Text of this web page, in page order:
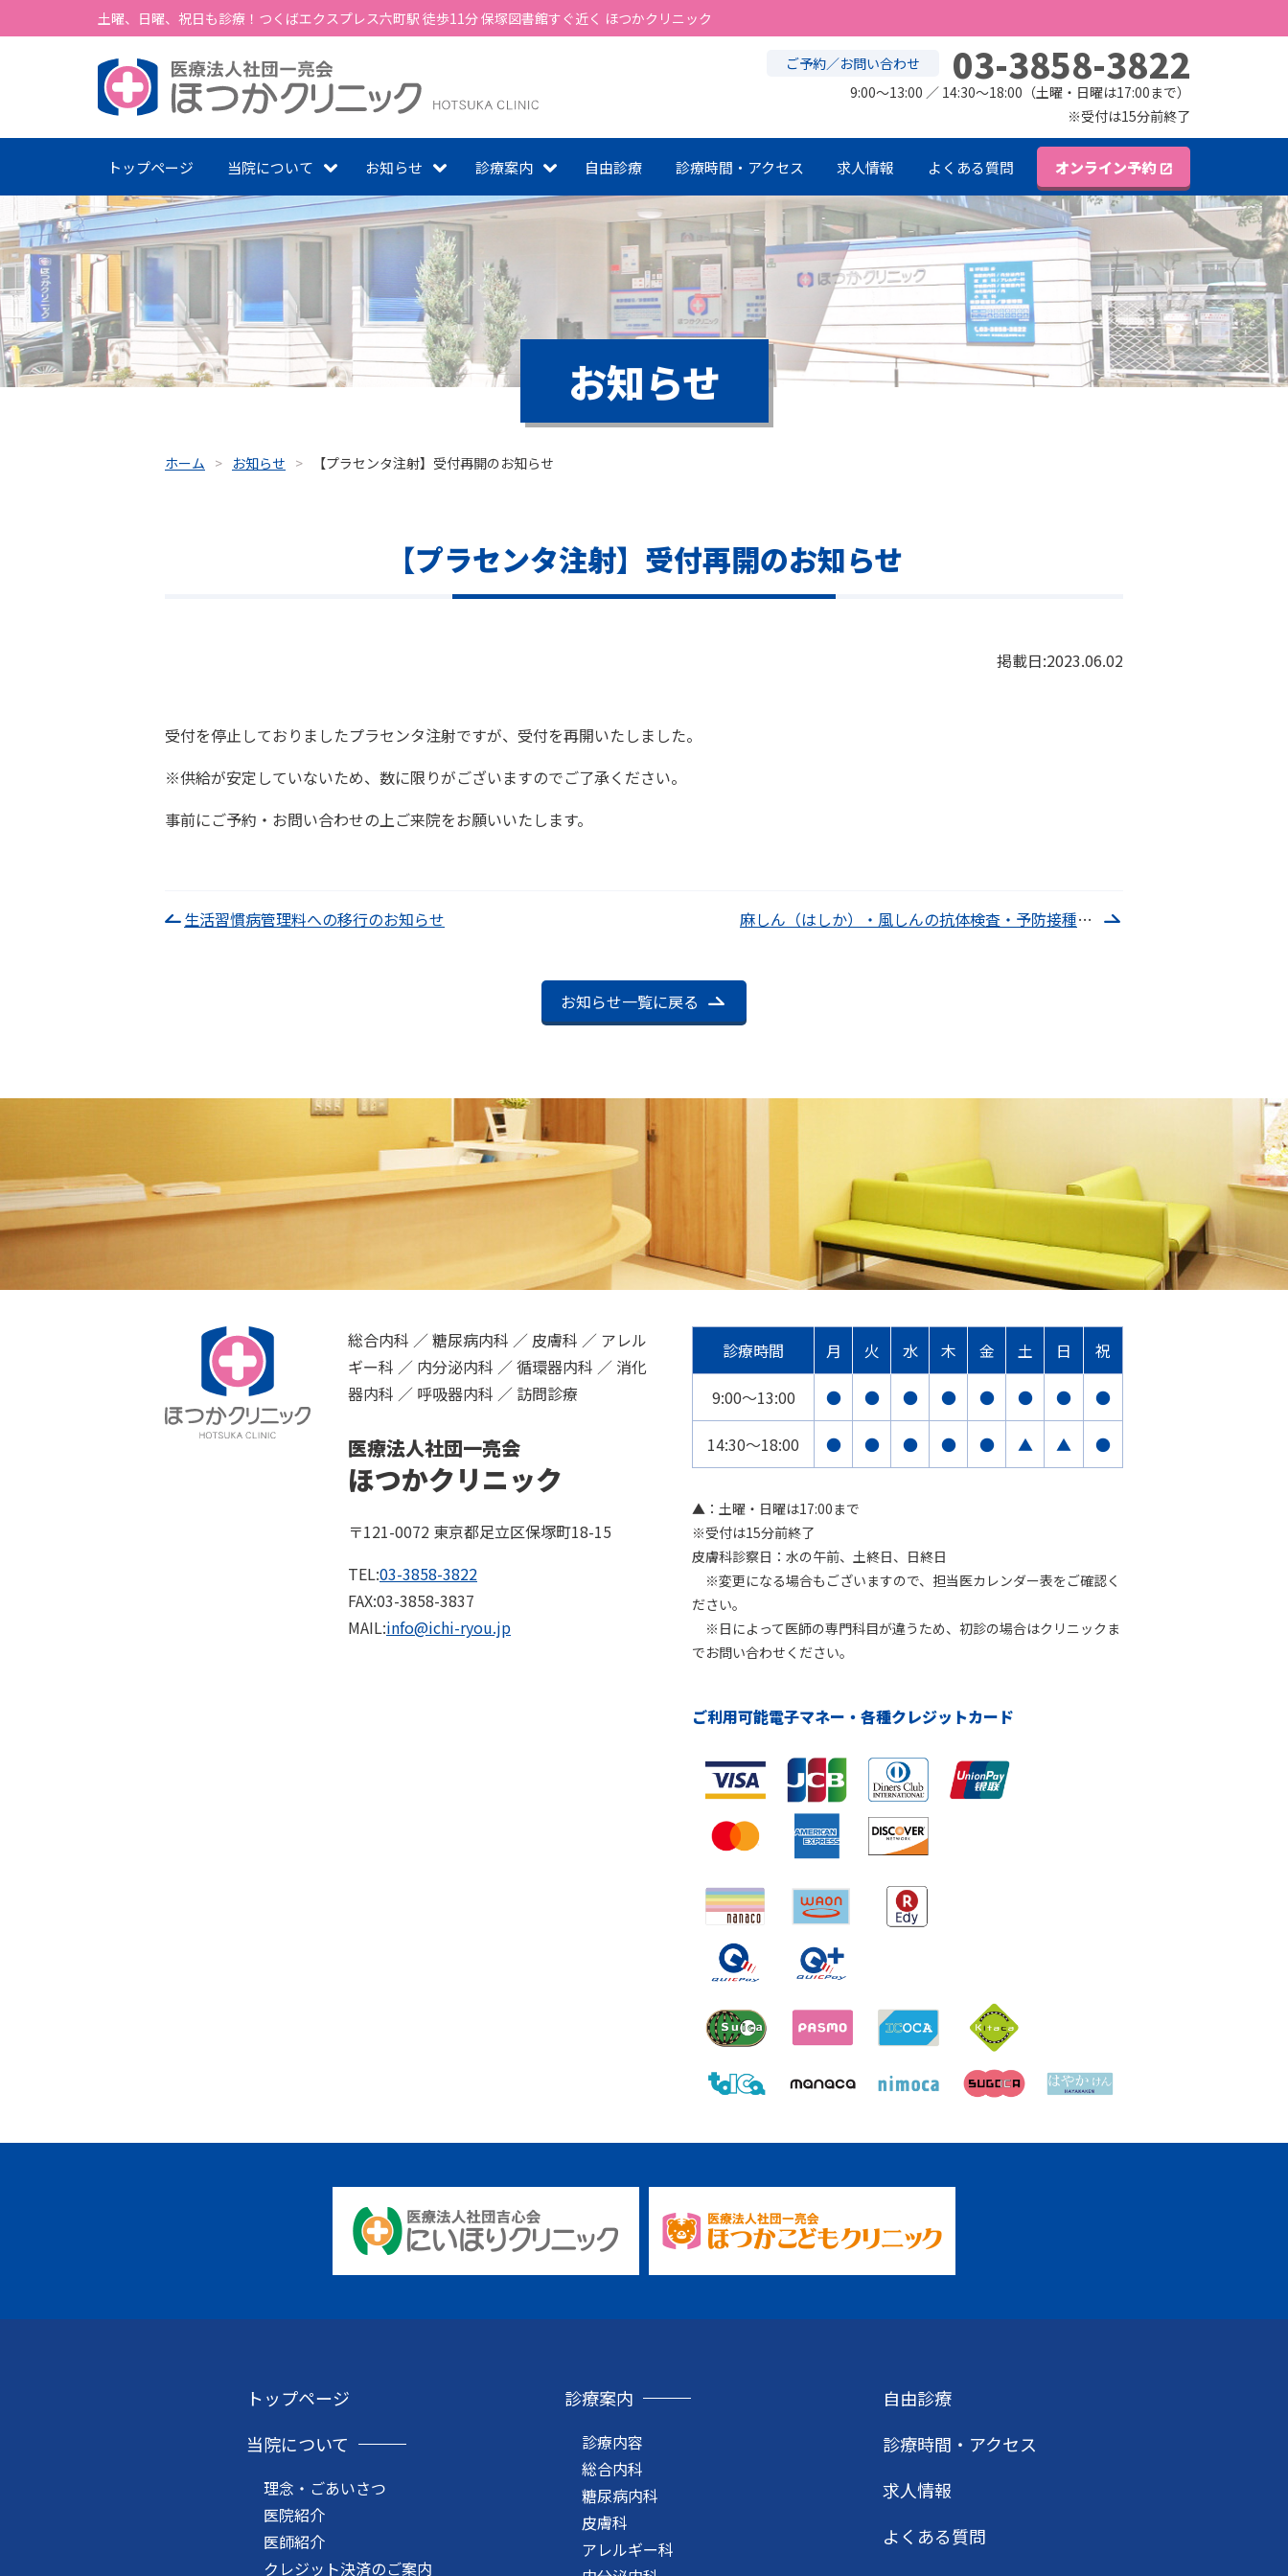
土曜、日曜、祝日も診療！つくばエクスプレス六町駅 徒歩11分 保塚図書館すぐ近く ほつかクリニック
ご予約／お問い合わせ 03-3858-3822
9:00～13:00 ／ 14:30～18:00（土曜・日曜は17:00まで）
※受付は15分前終了
トップページ 当院について お知らせ 診療案内 自由診療 診療時間・アクセス 求人情報 よくある質問 オンライン予約
お知らせ
ホーム お知らせ 【プラセンタ注射】受付再開のお知らせ
【プラセンタ注射】受付再開のお知らせ
掲載日:2023.06.02
受付を停止しておりましたプラセンタ注射ですが、受付を再開いたしました。
※供給が安定していないため、数に限りがございますのでご了承ください。
事前にご予約・お問い合わせの上ご来院をお願いいたします。
投
ョ
麻しん（はしか）・風しんの抗体検査・予防接種について
生活習慣病管理料への移行のお知らせ
お知らせ一覧に戻る
総合内科 ／ 糖尿病内科 ／ 皮膚科 ／ アレル
ギー科 ／ 内分泌内科 ／ 循環器内科 ／ 消化
器内科 ／ 呼吸器内科 ／ 訪問診療
医療法人社団一亮会
ほつかクリニック
〒121-0072 東京都足立区保塚町18-15
TEL:03-3858-3822
FAX:03-3858-3837
MAIL:info@ichi-ryou.jp
診療時間 月 火 水 木 金 土 日 祝
9:00〜13:00 ● ● ● ● ● ● ● ●
14:30〜18:00 ● ● ● ● ● ▲ ▲ ●
▲：土曜・日曜は17:00まで
※受付は15分前終了
皮膚科診察日：水の午前、土終日、日終日
※変更になる場合もございますので、担当医カレンダー表をご確認く
ださい。
※日によって医師の専門科目が違うため、初診の場合はクリニックま
でお問い合わせください。
ご利用可能電子マネー・各種クレジットカード
トップページ
当院について
理念・ごあいさつ
医院紹介
医師紹介
クレジット決済のご案内
診療案内
診療内容
総合内科
糖尿病内科
皮膚科
アレルギー科
自由診療
診療時間・アクセス
求人情報
よくある質問